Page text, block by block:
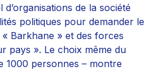
d’organisations de la société
politiques pour demander le
Barkhane » et des forces
pays ». Le choix même du
1000 personnes – montre